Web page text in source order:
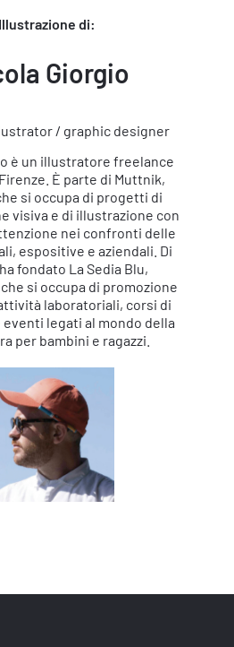
Illustrazione di:
Giorgio
/ graphic designer
è un illustratore freelance
È parte di Muttnik,
si occupa di progetti di
visiva e di illustrazione con
nei confronti delle
espositive e aziendali. Di
fondato La Sedia Blu,
si occupa di promozione
laboratoriali, corsi di
legati al mondo della
per bambini e ragazzi.